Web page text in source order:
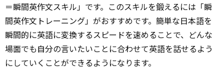
＝瞬間英作文スキル」です。このスキルを鍛えるには「瞬
間英作文トレーニング」がおすすめです。簡単な日本語を
瞬間的に英語に変換するスピードを速めることで、どんな
場面でも自分の言いたいことに合わせて英語を話せるよう
にしていくことができるようになります。